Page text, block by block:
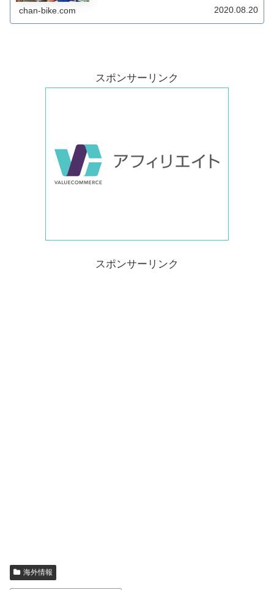
たので、スマホでも見ているけどゼッケンナンバー
chan-bike.com 2020.08.20
スポンサーリンク
スポンサーリンク
海外情報